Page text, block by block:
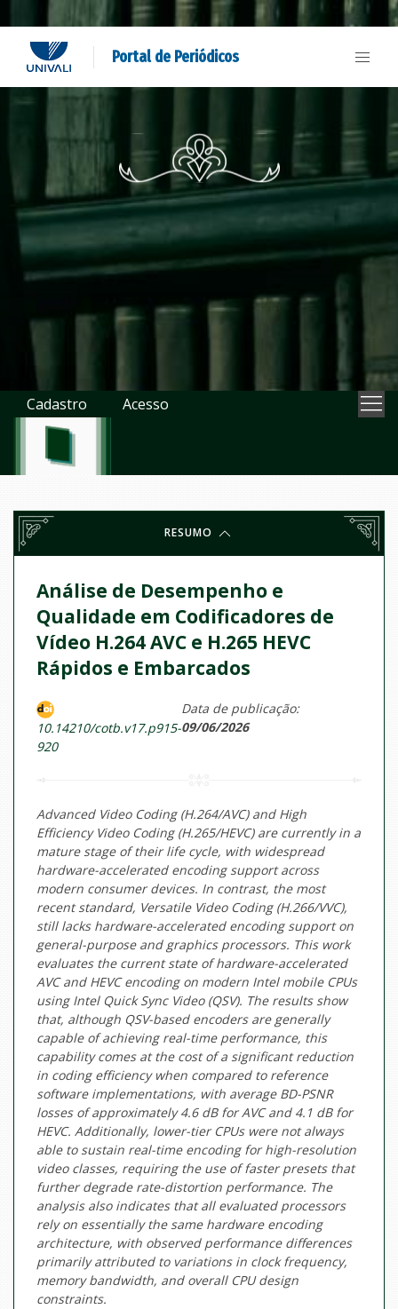
Portal de Periódicos
Cadastro Acesso
RESUMO
Análise de Desempenho e
Qualidade em Codificadores de
Vídeo H.264 AVC e H.265 HEVC
Rápidos e Embarcados
10.14210/cotb.v17.p915-
920
Data de publicação:
09/06/2026
Advanced Video Coding (H.264/AVC) and High
Efficiency Video Coding (H.265/HEVC) are currently in a
mature stage of their life cycle, with widespread
hardware-accelerated encoding support across
modern consumer devices. In contrast, the most
recent standard, Versatile Video Coding (H.266/VVC),
still lacks hardware-accelerated encoding support on
general-purpose and graphics processors. This work
evaluates the current state of hardware-accelerated
AVC and HEVC encoding on modern Intel mobile CPUs
using Intel Quick Sync Video (QSV). The results show
that, although QSV-based encoders are generally
capable of achieving real-time performance, this
capability comes at the cost of a significant reduction
in coding efficiency when compared to reference
software implementations, with average BD-PSNR
losses of approximately 4.6 dB for AVC and 4.1 dB for
HEVC. Additionally, lower-tier CPUs were not always
able to sustain real-time encoding for high-resolution
video classes, requiring the use of faster presets that
further degrade rate-distortion performance. The
analysis also indicates that all evaluated processors
rely on essentially the same hardware encoding
architecture, with observed performance differences
primarily attributed to variations in clock frequency,
memory bandwidth, and overall CPU design
constraints.